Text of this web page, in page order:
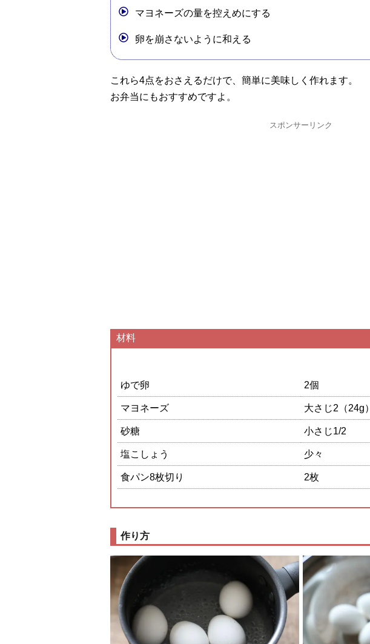
マヨネーズの量を控えめにする
卵を崩さないように和える
これら4点をおさえるだけで、簡単に美味しく作れます。
お弁当にもおすすめですよ。
スポンサーリンク
材料
ゆで卵 2個
マヨネーズ 大さじ2（24g）
砂糖 小さじ1/2
塩こしょう 少々
食パン8枚切り 2枚
作り方